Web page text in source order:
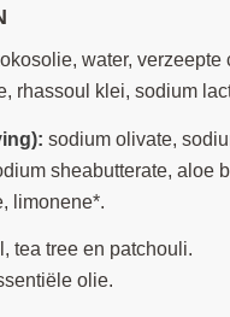
water,
rhassoul klei, sodium
sodium olivate,
sheabutterate, aloe
limonene*.
tea tree en patchouli.
olie.